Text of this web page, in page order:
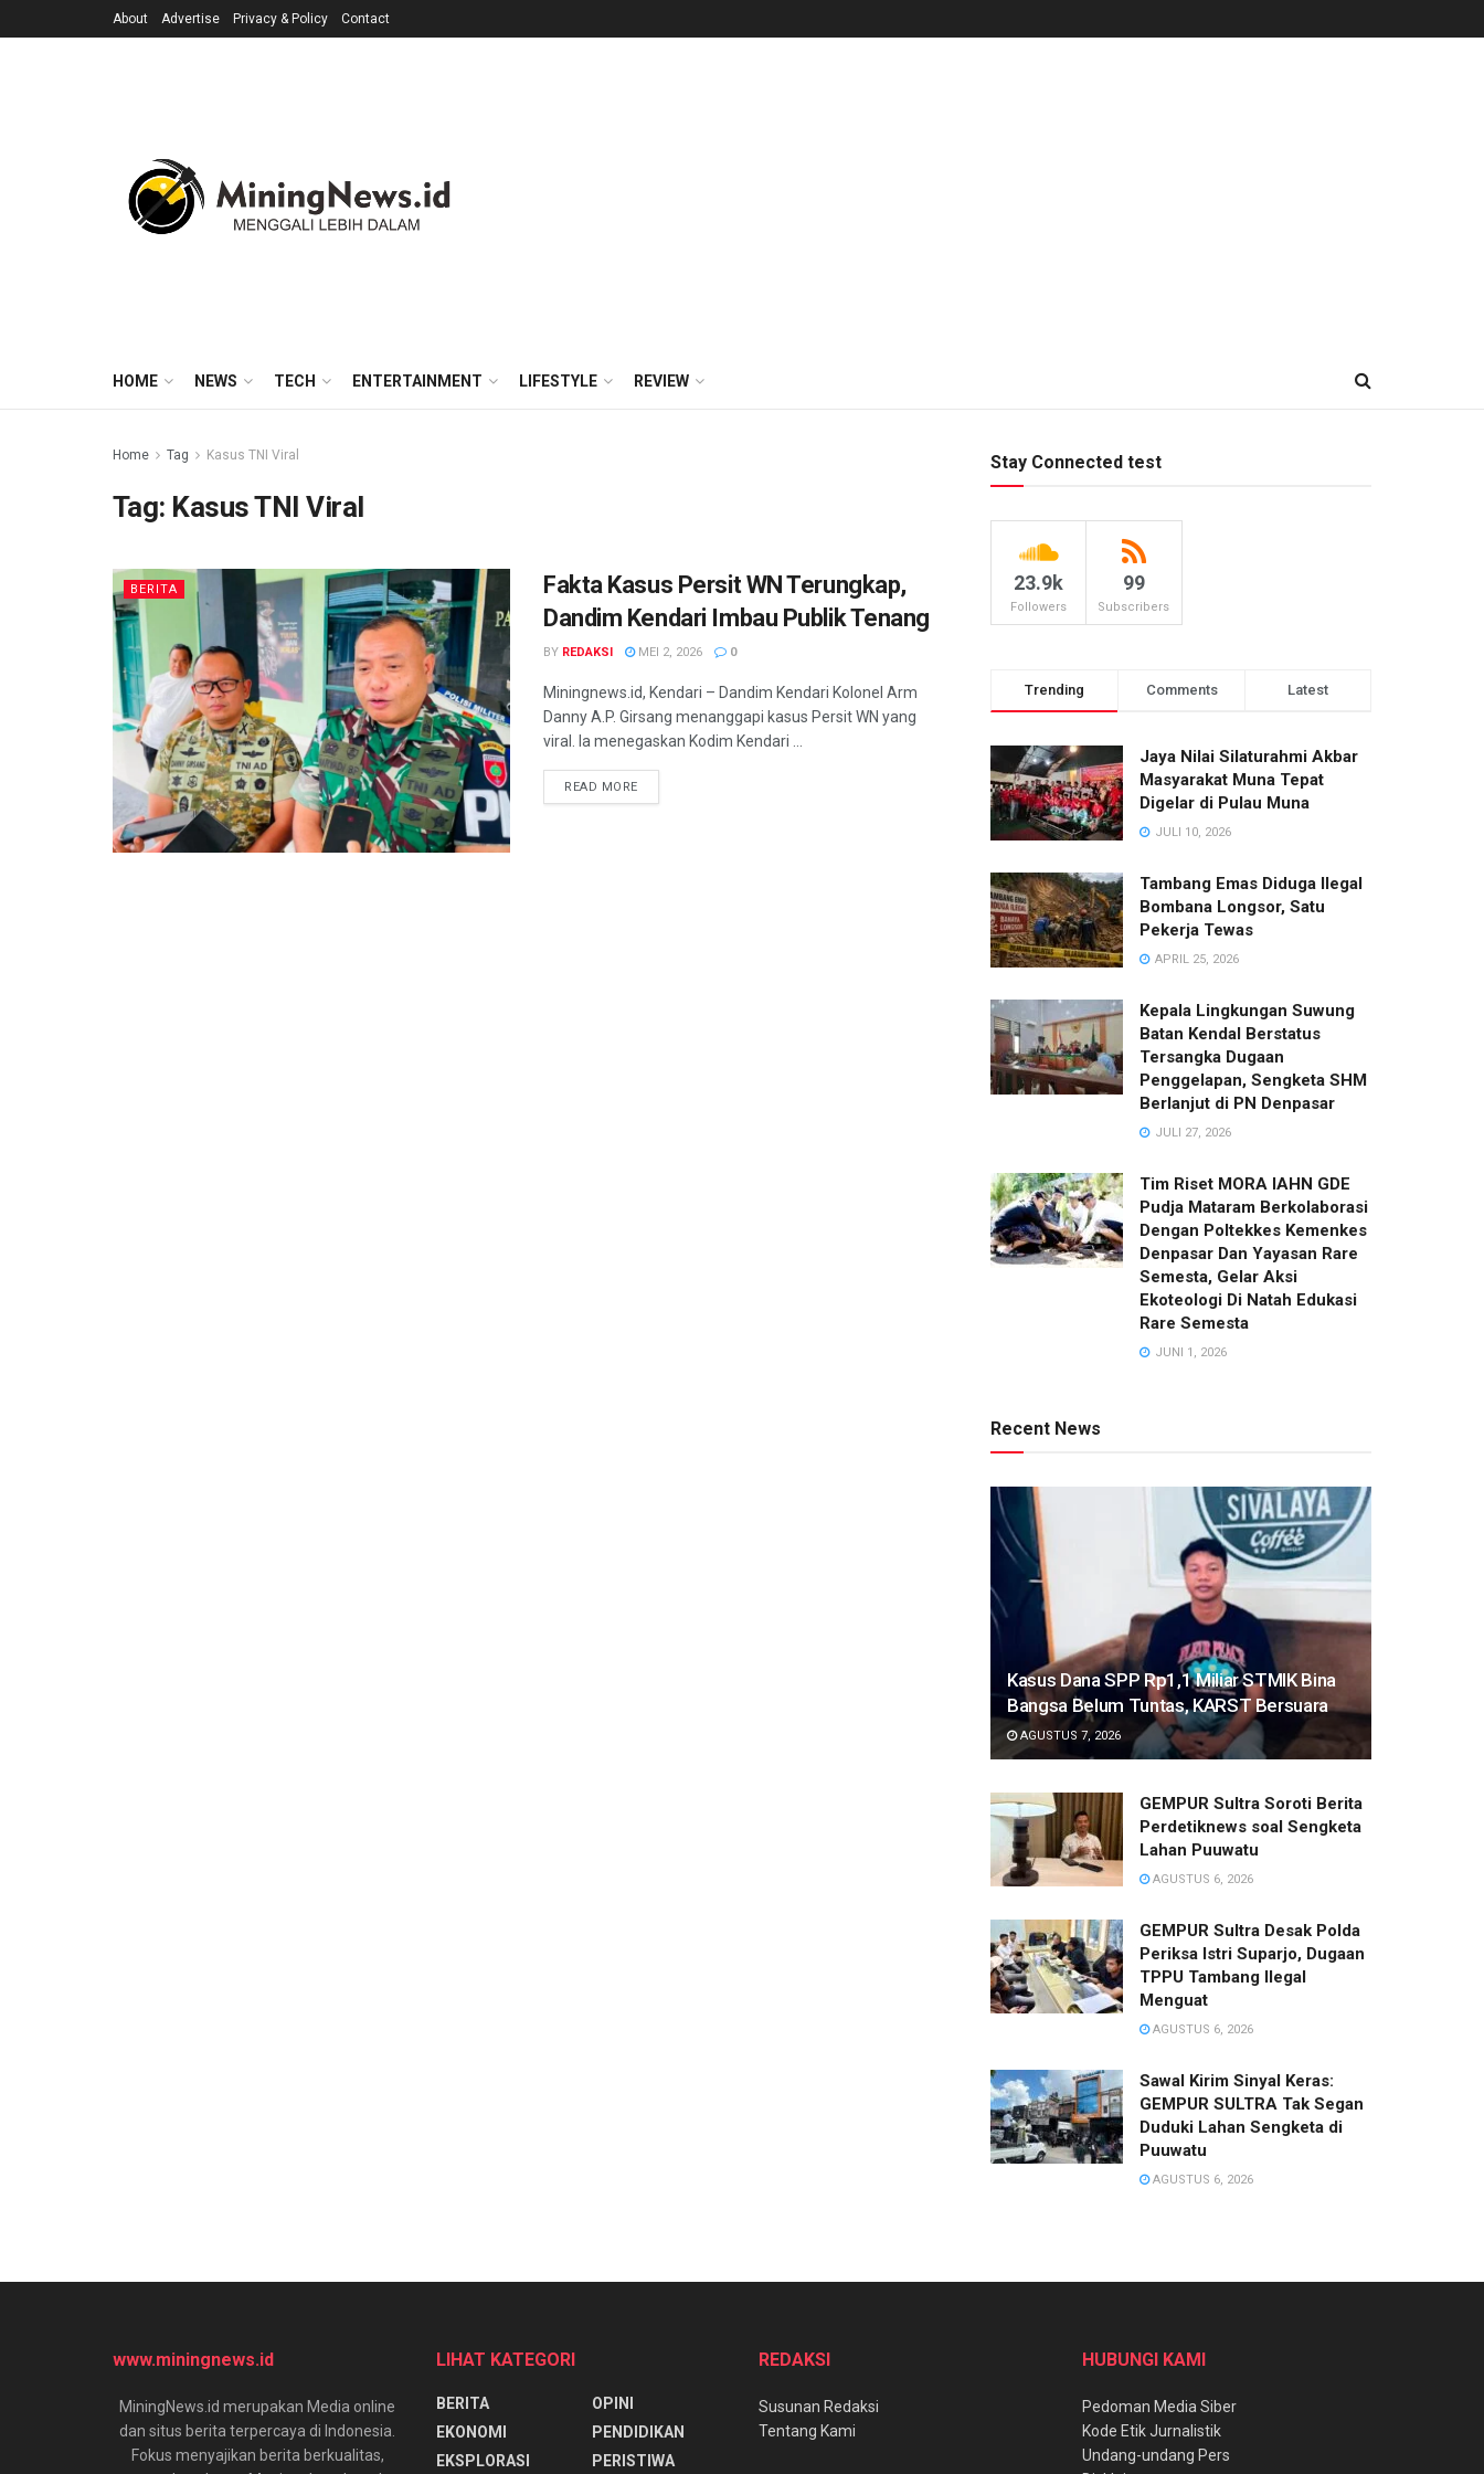
About Advertise Privacy & Policy Contact
HOME NEWS TECH ENTERTAINMENT LIFESTYLE REVIEW
Home Tag Kasus TNI Viral
Tag: Kasus TNI Viral
BERITA
Fakta Kasus Persit WN Terungkap,
Dandim Kendari Imbau Publik Tenang
BY REDAKSI MEI 2, 2026 0
Miningnews.id, Kendari – Dandim Kendari Kolonel Arm
Danny A.P. Girsang menanggapi kasus Persit WN yang
viral. Ia menegaskan Kodim Kendari ...
READ MORE
Stay Connected test
23.9k
Followers
99
Subscribers
Trending Comments Latest
Jaya Nilai Silaturahmi Akbar
Masyarakat Muna Tepat
Digelar di Pulau Muna
JULI 10, 2026
Tambang Emas Diduga Ilegal
Bombana Longsor, Satu
Pekerja Tewas
APRIL 25, 2026
Kepala Lingkungan Suwung
Batan Kendal Berstatus
Tersangka Dugaan
Penggelapan, Sengketa SHM
Berlanjut di PN Denpasar
JULI 27, 2026
Tim Riset MORA IAHN GDE
Pudja Mataram Berkolaborasi
Dengan Poltekkes Kemenkes
Denpasar Dan Yayasan Rare
Semesta, Gelar Aksi
Ekoteologi Di Natah Edukasi
Rare Semesta
JUNI 1, 2026
Recent News
Kasus Dana SPP Rp1,1 Miliar STMIK Bina
Bangsa Belum Tuntas, KARST Bersuara
AGUSTUS 7, 2026
GEMPUR Sultra Soroti Berita
Perdetiknews soal Sengketa
Lahan Puuwatu
AGUSTUS 6, 2026
GEMPUR Sultra Desak Polda
Periksa Istri Suparjo, Dugaan
TPPU Tambang Ilegal
Menguat
AGUSTUS 6, 2026
Sawal Kirim Sinyal Keras:
GEMPUR SULTRA Tak Segan
Duduki Lahan Sengketa di
Puuwatu
AGUSTUS 6, 2026
www.miningnews.id
MiningNews.id merupakan Media online
dan situs berita terpercaya di Indonesia.
Fokus menyajikan berita berkualitas,
LIHAT KATEGORI
BERITA
EKONOMI
EKSPLORASI
OPINI
PENDIDIKAN
PERISTIWA
REDAKSI
Susunan Redaksi
Tentang Kami
HUBUNGI KAMI
Pedoman Media Siber
Kode Etik Jurnalistik
Undang-undang Pers